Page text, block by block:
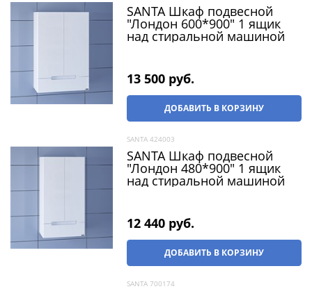
SANTA Шкаф подвесной
"Лондон 600*900" 1 ящик
над стиральной машиной
13 500 руб.
ДОБАВИТЬ В КОРЗИНУ
SANTA 424003
SANTA Шкаф подвесной
"Лондон 480*900" 1 ящик
над стиральной машиной
12 440 руб.
ДОБАВИТЬ В КОРЗИНУ
SANTA 700174